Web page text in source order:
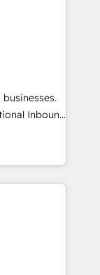
le pilotage
🚀
logiciels
Inbound
a powerful
over 800